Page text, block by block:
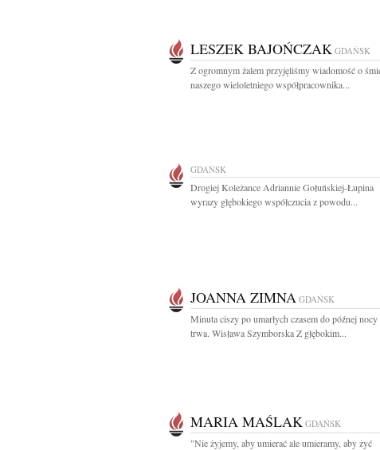
LESZEK BAJOŃCZAK GDAŃSK
Z ogromnym żalem przyjęliśmy wiadomość o
naszego wieloletniego współpracownika...
GDAŃSK
Drogiej Koleżance Adriannie Gołuńskiej-Łupina
wyrazy głębokiego współczucia z powodu...
JOANNA ZIMNA GDAŃSK
Minuta ciszy po umarłych czasem do późnej nocy
trwa. Wisława Szymborska Z głębokim...
MARIA MAŚLAK GDAŃSK
"Nie żyjemy, aby umierać ale umieramy, aby żyć